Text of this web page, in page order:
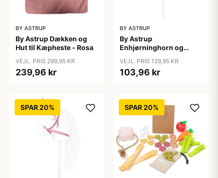
BY ASTRUP
By Astrup Dækken og
Hut til Kæpheste - Rosa
VEJL. PRIS 299,95 KR
239,96 kr
BY ASTRUP
By Astrup
Enhjørninghorn og
VEJL. PRIS 129,95 KR
103,96 kr
SPAR 20% SPAR 20%